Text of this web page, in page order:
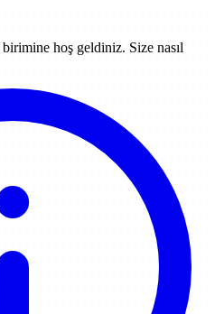
birimine hoş geldiniz. Size nasıl